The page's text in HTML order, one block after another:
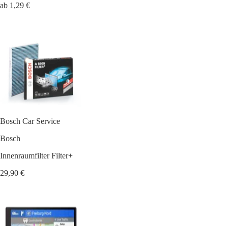
ab 1,29 €
Bosch Car Service
Bosch
Innenraumfilter Filter+
29,90 €